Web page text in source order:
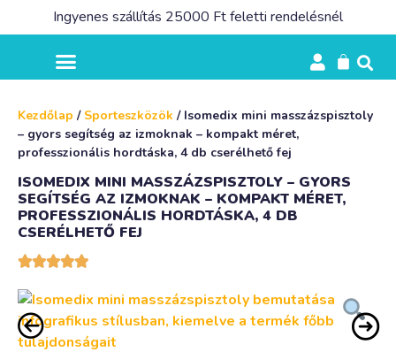
Ingyenes szállítás 25000 Ft feletti rendelésnél
Kezdőlap / Sporteszközök / Isomedix mini masszázspisztoly
– gyors segítség az izmoknak – kompakt méret,
professzionális hordtáska, 4 db cserélhető fej
ISOMEDIX MINI MASSZÁZSPISZTOLY – GYORS
SEGÍTSÉG AZ IZMOKNAK – KOMPAKT MÉRET,
PROFESSZIONÁLIS HORDTÁSKA, 4 DB
CSERÉLHETŐ FEJ
